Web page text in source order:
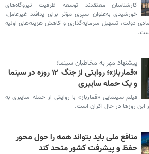
کارشناسان معتقدند توسعه ظرفیت نیروگاه‌های
خورشیدی به‌عنوان سپری مؤثر برای پدافند غیرعامل،
دولت، تسهیل سرمایه‌گذاری و کاهش هزینه‌های اولیه
پیشنهاد مهر به مخاطبان سینما؛
«قمارباز»؛ روایتی از جنگ ۱۲ روزه در سینما
و یک حمله سایبری
فیلم سینمایی «قمارباز» با روایتی از حمله سایبری به
این روزها در حال اکران است.
منافع ملی باید بتواند همه را حول محور
حفظ و پیشرفت کشور متحد کند